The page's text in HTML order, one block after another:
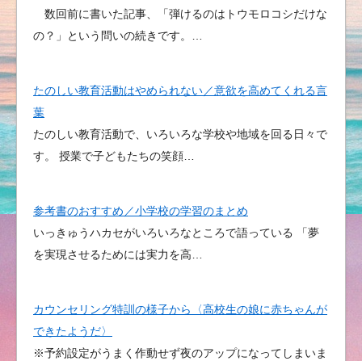
数回前に書いた記事、「弾けるのはトウモロコシだけな
の？」という問いの続きです。…
たのしい教育活動はやめられない／意欲を高めてくれる言
葉
たのしい教育活動で、いろいろな学校や地域を回る日々で
す。 授業で子どもたちの笑顔…
参考書のおすすめ／小学校の学習のまとめ
いっきゅうハカセがいろいろなところで語っている 「夢
を実現させるためには実力を高…
カウンセリング特訓の様子から〈高校生の娘に赤ちゃんが
できたようだ〉
※予約設定がうまく作動せず夜のアップになってしまいま